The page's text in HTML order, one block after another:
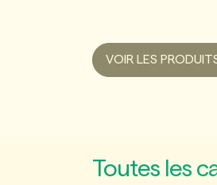
VOIR LES
Toutes les